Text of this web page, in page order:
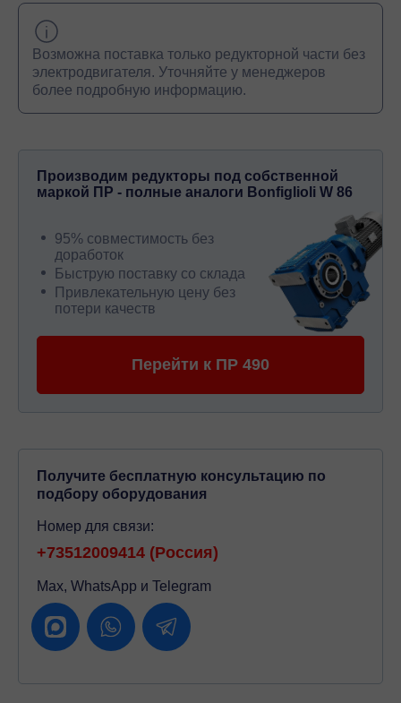
Возможна поставка только редукторной части без
электродвигателя. Уточняйте у менеджеров
более подробную информацию.
Производим редукторы под собственной
маркой ПР - полные аналоги Bonfiglioli W 86
95% совместимость без
доработок
Быструю поставку со склада
Привлекательную цену без
потери качеств
Перейти к ПР 490
Получите бесплатную консультацию по
подбору оборудования
Номер для связи:
+73512009414 (Россия)
Max, WhatsApp и Telegram